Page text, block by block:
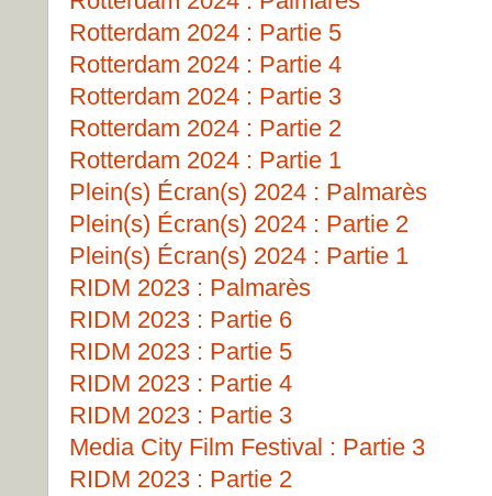
Rotterdam 2024 : Partie 5
Rotterdam 2024 : Partie 4
Rotterdam 2024 : Partie 3
Rotterdam 2024 : Partie 2
Rotterdam 2024 : Partie 1
Plein(s) Écran(s) 2024 : Palmarès
Plein(s) Écran(s) 2024 : Partie 2
Plein(s) Écran(s) 2024 : Partie 1
RIDM 2023 : Palmarès
RIDM 2023 : Partie 6
RIDM 2023 : Partie 5
RIDM 2023 : Partie 4
RIDM 2023 : Partie 3
Media City Film Festival : Partie 3
RIDM 2023 : Partie 2